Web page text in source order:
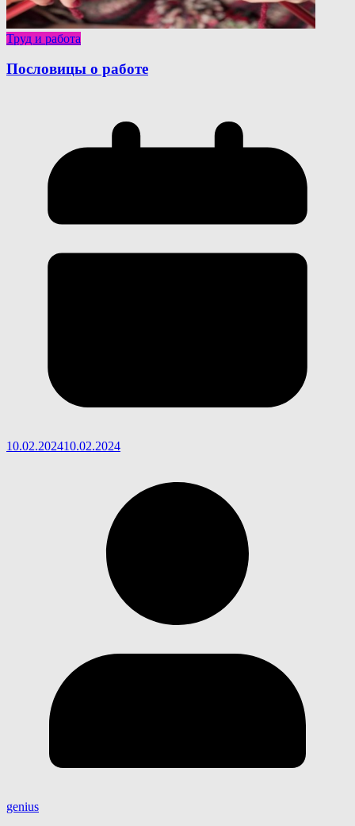
Труд и работа
Пословицы о работе
10.02.202410.02.2024
genius